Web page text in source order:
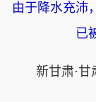
由于降水充沛
已
新甘肃·甘